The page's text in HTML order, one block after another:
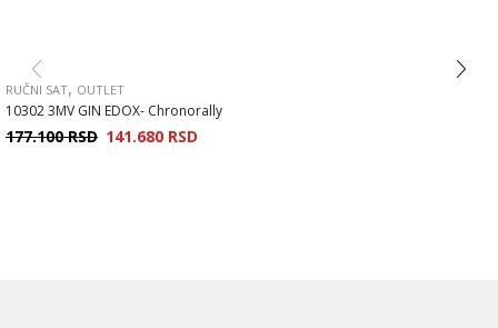
RUČNI SAT, OUTLET
10302 3MV GIN EDOX- Chronorally
177.100RSD 141.680 RSD